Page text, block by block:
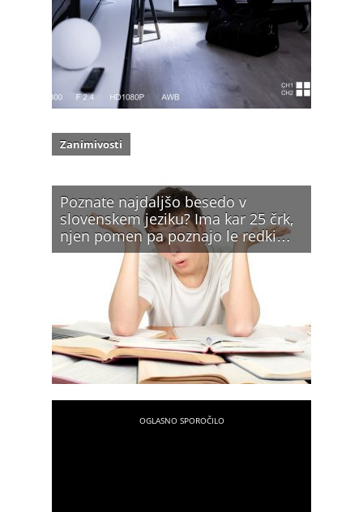
Poznate najdaljšo besedo v
slovenskem jeziku? Ima kar 25 črk,
njen pomen pa poznajo le redki…
Zanimivosti